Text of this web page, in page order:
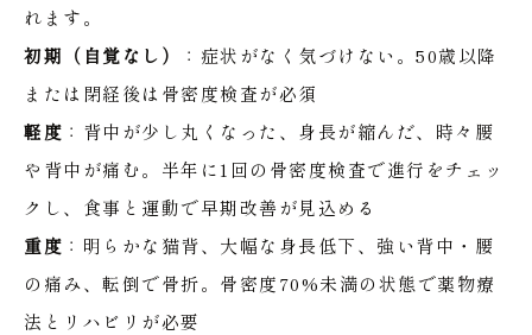
れます。
初期（自覚なし）
：症状がなく気づけない。50歳以降
または閉経後は骨密度検査が必須
軽度 ：背中が少し丸くなった、身長が縮んだ、時々腰
や背中が痛む。半年に1回の骨密度検査で進行をチェッ
クし、食事と運動で早期改善が見込める
重度 ：明らかな猫背、大幅な身長低下、強い背中・腰
の痛み、転倒で骨折。骨密度70%未満の状態で薬物療
法とリハビリが必要